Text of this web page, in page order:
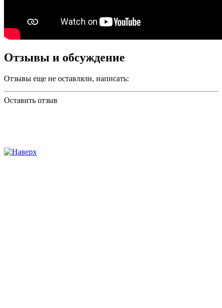
Отзывы и обсуждение
Отзывы еще не оставляли, написать:
Оставить отзыв